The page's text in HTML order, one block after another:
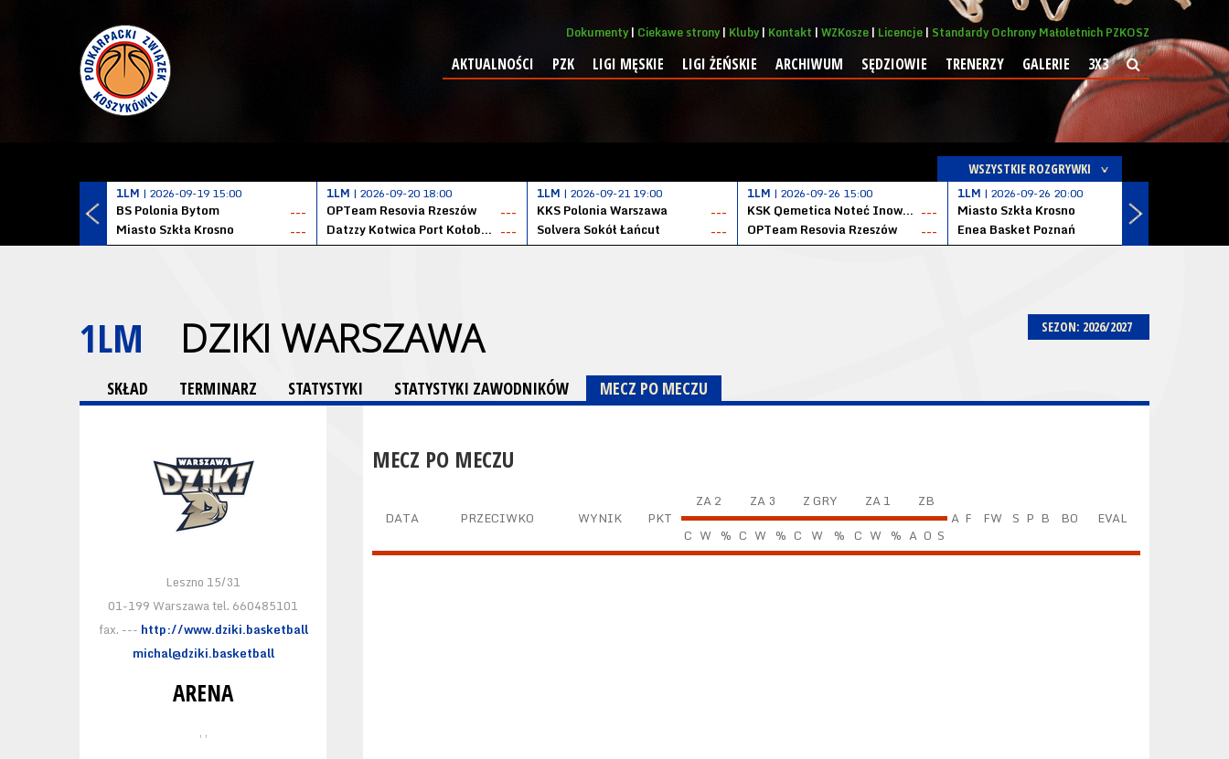
Dokumenty Ciekawe strony Kluby Kontakt WZKosze Licencje Standardy Ochrony Małoletnich PZKOSZ
AKTUALNOŚCI PZK LIGI MĘSKIE LIGI ŻEŃSKIE ARCHIWUM SĘDZIOWIE TRENERZY GALERIE 3X3
WSZYSTKIE ROZGRYWKI
1LM | 2026-09-19 15:00
BS Polonia Bytom
---
Miasto Szkła Krosno
---
1LM | 2026-09-20 18:00
OPTeam Resovia Rzeszów
---
Datzzy Kotwica Port Kołobrzeg ---
1LM | 2026-09-21 19:00
KKS Polonia Warszawa
---
Solvera Sokół Łańcut
---
1LM | 2026-09-26 15:00
KSK Qemetica Noteć Inowrocław ---
OPTeam Resovia Rzeszów
---
1LM | 2026-09-26 20:00
Miasto Szkła Krosno
---
Enea Basket Poznań
SEZON: 2026/2027
1LM DZIKI WARSZAWA
SKŁAD TERMINARZ STATYSTYKI STATYSTYKI ZAWODNIKÓW MECZ PO MECZU
Leszno 15/31
01-199 Warszawa tel. 660485101
fax. --- http://www.dziki.basketball
michal@dziki.basketball
ARENA
, ,
MECZ PO MECZU
DATA PRZECIWKO WYNIK PKT
ZA 2 ZA 3 Z GRY ZA 1
ZB
A F FW S P B BO
EVAL
C W % C W % C W % C W % A O S